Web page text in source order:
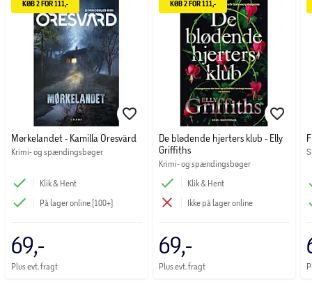
KØB 2 FOR 111,-
Mørkelandet - Kamilla Oresvärd
Krimi- og spændingsbøger
Klik & Hent
På lager online (100+)
69,-
Plus evt. fragt
KØB 2 FOR 111,-
De blødende hjerters klub - Elly
Griffiths
Krimi- og spændingsbøger
Klik & Hent
Ikke på lager online
69,-
Plus evt. fragt